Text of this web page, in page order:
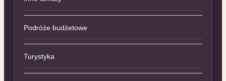
Podróże budżetowe
Turystyka